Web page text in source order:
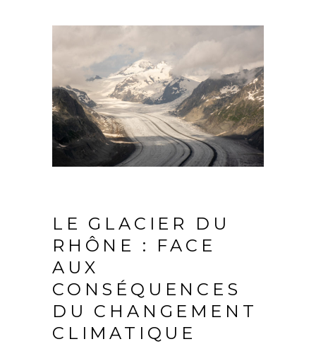
LE GLACIER DU
RHÔNE : FACE
AUX
CONSÉQUENCES
DU CHANGEMENT
CLIMATIQUE